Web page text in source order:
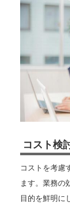
コスト検
コストを考慮
ます。業務の
目的を鮮明に